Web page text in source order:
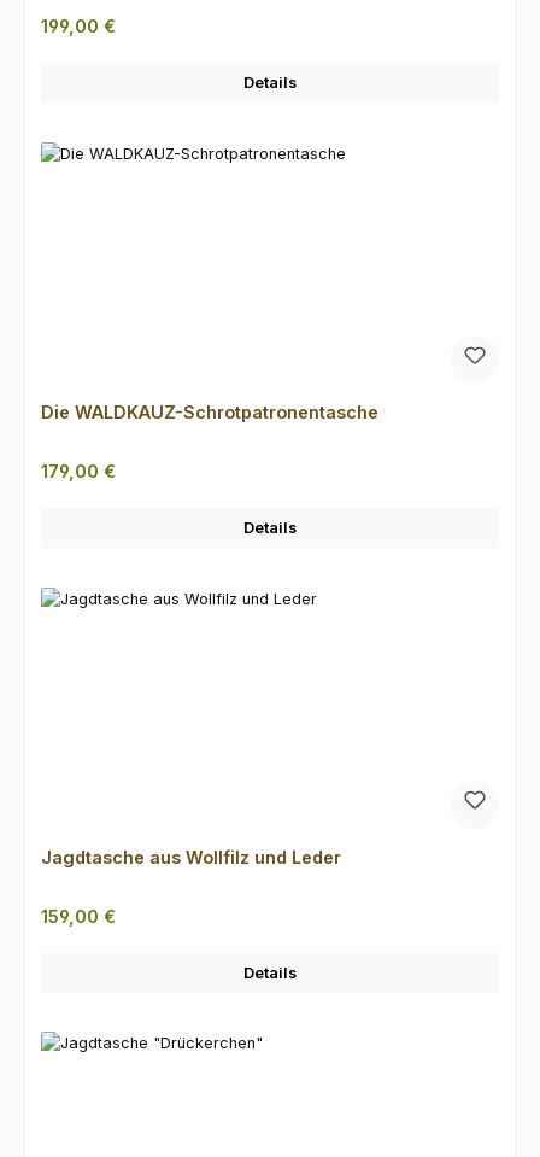
Regulärer Preis:
199,00 €
Details
Die WALDKAUZ-Schrotpatronentasche
Regulärer Preis:
179,00 €
Details
Jagdtasche aus Wollfilz und Leder
Regulärer Preis:
159,00 €
Details